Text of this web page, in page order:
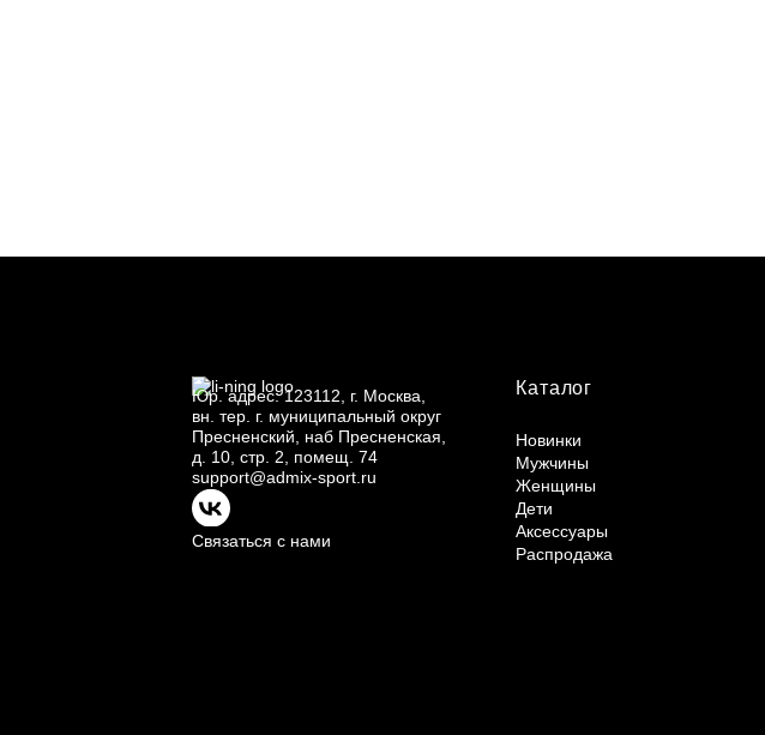
Юр. адрес: 123112, г. Москва,
вн. тер. г. муниципальный округ
Пресненский, наб Пресненская,
д. 10, стр. 2, помещ. 74
support@admix-sport.ru
Связаться с нами
Каталог
Новинки
Мужчины
Женщины
Дети
Аксессуары
Распродажа